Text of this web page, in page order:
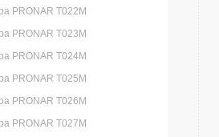
PRONAR T022M
PRONAR T023M
PRONAR T024M
PRONAR T025M
PRONAR T026M
PRONAR T027M